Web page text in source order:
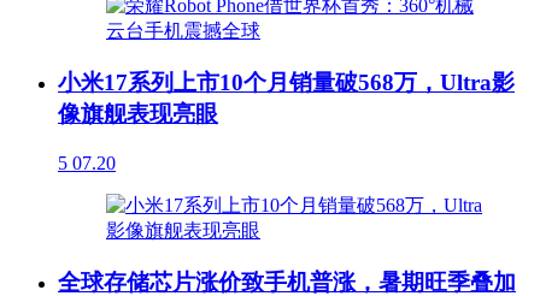
小米17系列上市10个月销量破568万，Ultra影
像旗舰表现亮眼
5 07.20
全球存储芯片涨价致手机普涨，暑期旺季叠加